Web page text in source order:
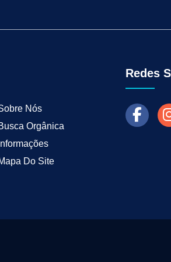
Industrial B2B Marketing para Empresas
Nós
Orgânica
Informações
Do Site
Redes